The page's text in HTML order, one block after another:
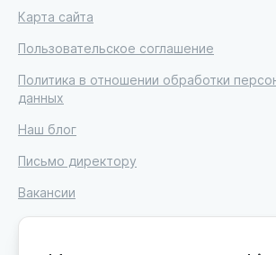
Карта сайта
Пользовательское соглашение
Политика в отношении обработки
данных
Наш блог
Письмо директору
Вакансии